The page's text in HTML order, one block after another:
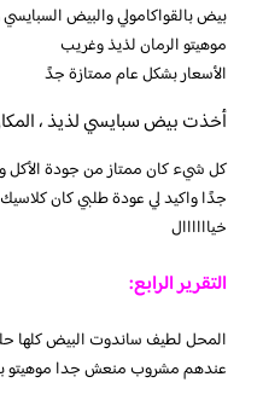
بيض بالقواكامولي والبيض
موهيتو الرمان لذيذ وغريب
الأسعار بشكل عام ممتازة جدً
أخذت بيض سبايسي لذيذ ،
كل شيء كان ممتاز من جودة الأكل
جدًا واكيد لي عودة طلبي كان
خياااااال
التقرير الرابع:
المحل لطيف ساندوت البيض كلها
عندهم مشروب منعش جدا موهيتو